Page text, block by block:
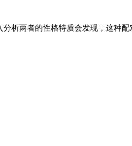
两者的性格特质会发现，这种配